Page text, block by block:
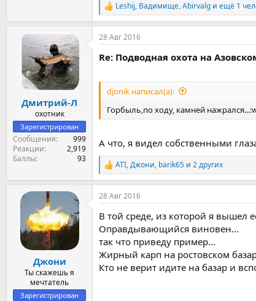
Р
е
а
к
и
Leshij, Вадимище,Abirvalg и ещё 1
Дмитрий-Л
охотник
Зарегистрирован
Сообщения
999
Реакции
2,919
Баллы
93
28 Авг 2016
Re: Подводная охота на
djonik написал(а):
Горбыль,по ходу, камней
А что, я видел собственными
Р
е
а
к
и
и
ATI,Джони, barik65 и 2 других
Джони
Ты скажешь я
мечтатель
Зарегистрирован
28 Авг 2016
В той среде, из которой я вышел
Оправдывающийся виновен...
так что приведу пример...
Жирный карп на ростовском
Кто не верит идите на базар и